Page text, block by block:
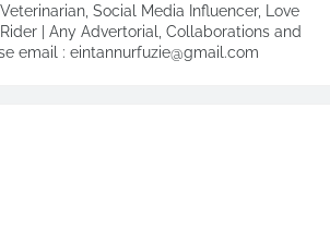
Social Media Influencer, Love
| Any Advertorial, Collaborations and
email : eintannurfuzie@gmail.com